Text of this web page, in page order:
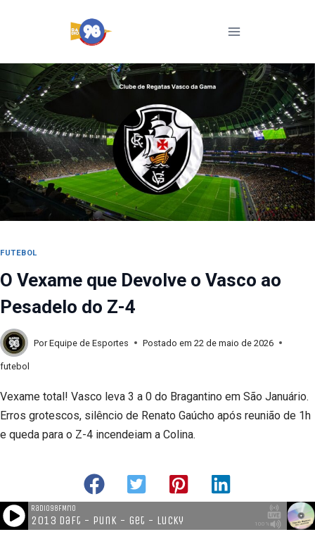
Conteúdo
FUTEBOL
O Vexame que Devolve o Vasco ao
Pesadelo do Z-4
Por Equipe de Esportes Postado em 22 de maio de 2026
futebol
Vexame total! Vasco leva 3 a 0 do Bragantino em São Januário.
Erros grotescos, silêncio de Renato Gaúcho após reunião de 1h
e queda para o Z-4 incendeiam a Colina.